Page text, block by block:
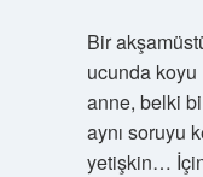
Bir
ucunda
anne, belki
aynı soruyu
yetişkin…